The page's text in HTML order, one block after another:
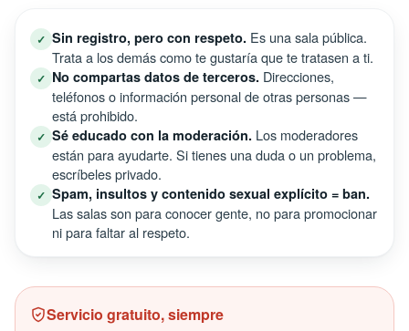
✓ Sin registro, pero con respeto. Es una sala pública.
Trata a los demás como te gustaría que te tratasen a ti.
✓ No compartas datos de terceros. Direcciones,
teléfonos o información personal de otras personas —
está prohibido.
✓ Sé educado con la moderación. Los moderadores
están para ayudarte. Si tienes una duda o un problema,
escríbeles privado.
✓ Spam, insultos y contenido sexual explícito = ban.
Las salas son para conocer gente, no para promocionar
ni para faltar al respeto.
Servicio gratuito, siempre